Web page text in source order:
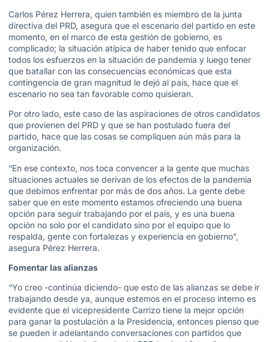
Carlos Pérez Herrera, quien también es miembro de la junta
directiva del PRD, asegura que el escenario del partido en este
momento, en el marco de esta gestión de gobierno, es
complicado; la situación atípica de haber tenido que enfocar
todos los esfuerzos en la situación de pandemia y luego tener
que batallar con las consecuencias económicas que esta
contingencia de gran magnitud le dejó al país, hace que el
escenario no sea tan favorable como quisieran.
Por otro lado, este caso de las aspiraciones de otros candidatos
que provienen del PRD y que se han postulado fuera del
partido, hace que las cosas se compliquen aún más para la
organización.
“En ese contexto, nos toca convencer a la gente que muchas
situaciones actuales se derivan de los efectos de la pandemia
que debimos enfrentar por más de dos años. La gente debe
saber que en este momento estamos ofreciendo una buena
opción para seguir trabajando por el país, y es una buena
opción no solo por el candidato sino por el equipo que lo
respalda, gente con fortalezas y experiencia en gobierno”,
asegura Pérez Herrera.
Fomentar las alianzas
“Yo creo -continúa diciendo- que esto de las alianzas se debe ir
trabajando desde ya, aunque estemos en el proceso interno es
evidente que el vicepresidente Carrizo tiene la mejor opción
para ganar la postulación a la Presidencia, entonces pienso que
se pueden ir adelantando conversaciones con partidos que